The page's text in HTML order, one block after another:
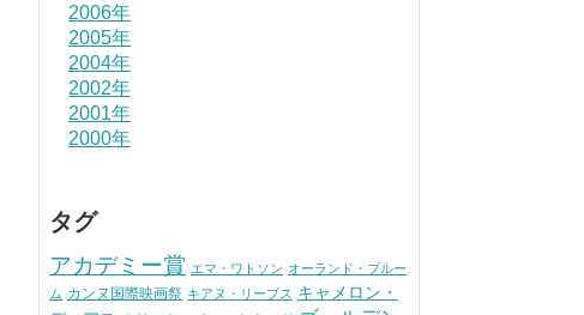
2006年
2005年
2004年
2002年
2001年
2000年
タグ
アカデミー賞 エマ・ワトソン オーランド・ブルー
ム カンヌ国際映画祭 キアヌ・リーブス キャメロン・